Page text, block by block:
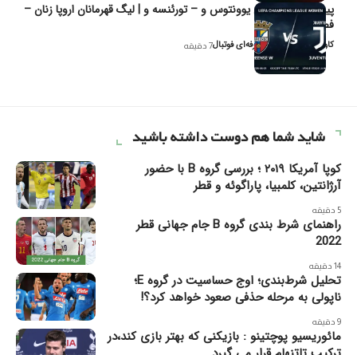
پیش‌بینی و تحلیل یوونتوس و – تورئنسه و | لیگ قهرمانان اروپا زنان –
فصل ۲۰۲۶
کاوه نیک‌فر، تحلیل‌گر حرفه‌ای فوتبال7 دقیقه
شاید شما هم دوست داشته باشید
کوپا آمریکا ۲۰۱۹ ؛ بررسی گروه B با حضور
آرژانتین، کلمبیا، پاراگوئه و قطر
5 دقیقه
راهنمای شرط بندی گروه B جام جهانی قطر
2022
14 دقیقه
تحلیل شرط‌بندی؛ اوج حساسیت در گروه E؛
ناپولی به مرحله حذفی صعود خواهد کرد؟!
9 دقیقه
مائوریسیو پوچتینو : بازیکنی که بهتر بازی کند،در